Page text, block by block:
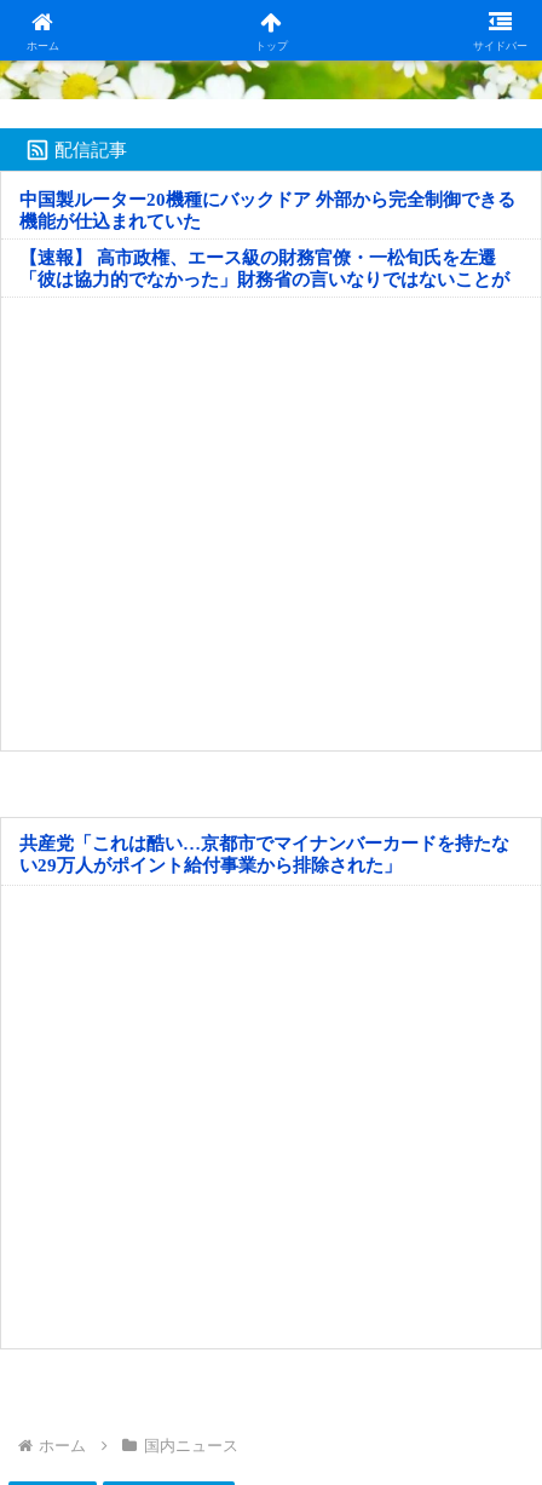
ホーム トップ サイドバー
日本第一！ニュース録
配信記事
中国製ルーター20機種にバックドア 外部から完全制御できる
機能が仕込まれていた
【速報】 高市政権、エース級の財務官僚・一松旬氏を左遷
「彼は協力的でなかった」財務省の言いなりではないことが
判明
共産党「これは酷い…京都市でマイナンバーカードを持たな
い29万人がポイント給付事業から排除された」
ホーム 国内ニュース